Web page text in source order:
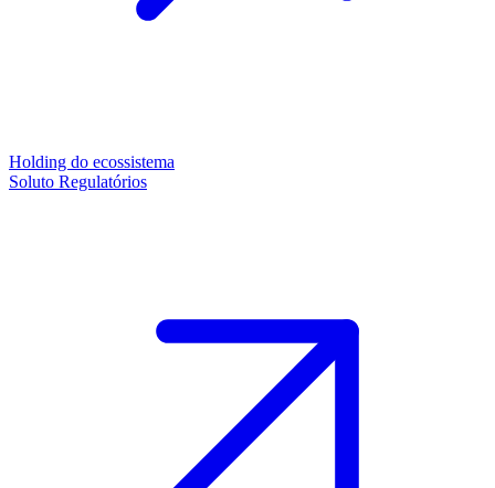
Holding do ecossistema
Soluto Regulatórios